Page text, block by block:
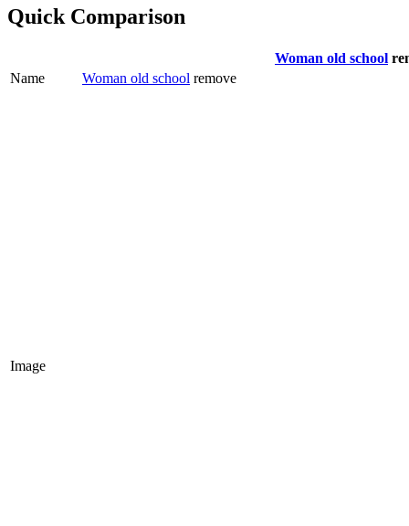
Quick Comparison
Woman old school
Name
Woman old school remove
Image